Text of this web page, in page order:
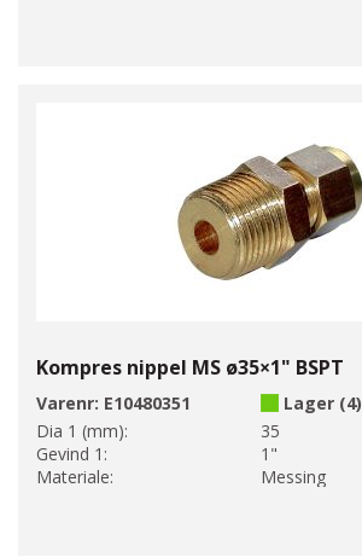
Kompres nippel MS ø35×1" BSPT
Varenr: E10480351
Lager (4)
Dia 1 (mm):
35
Gevind 1:
1"
Materiale:
Messing